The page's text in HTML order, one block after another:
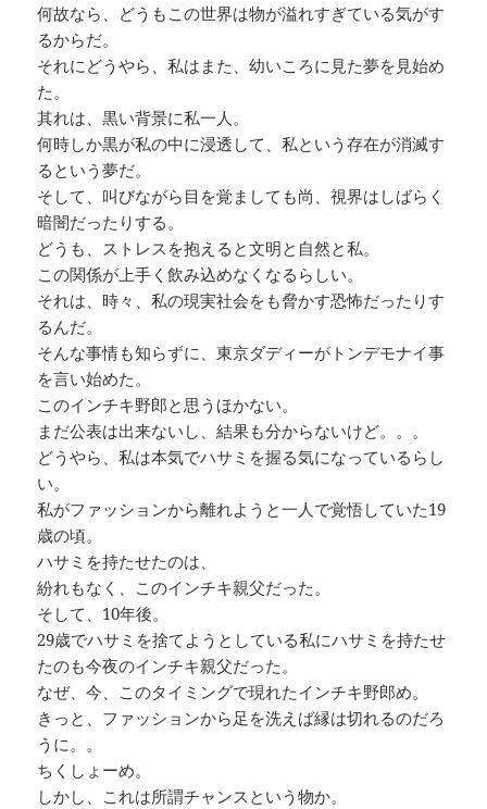
何故なら、どうもこの世界は物が溢れすぎている気がす
るからだ。
それにどうやら、私はまた、幼いころに見た夢を見始め
た。
其れは、黒い背景に私一人。
何時しか黒が私の中に浸透して、私という存在が消滅す
るという夢だ。
そして、叫びながら目を覚ましても尚、視界はしばらく
暗闇だったりする。
どうも、ストレスを抱えると文明と自然と私。
この関係が上手く飲み込めなくなるらしい。
それは、時々、私の現実社会をも脅かす恐怖だったりす
るんだ。
そんな事情も知らずに、東京ダディーがトンデモナイ事
を言い始めた。
このインチキ野郎と思うほかない。
まだ公表は出来ないし、結果も分からないけど。。。
どうやら、私は本気でハサミを握る気になっているらし
い。
私がファッションから離れようと一人で覚悟していた19
歳の頃。
ハサミを持たせたのは、
紛れもなく、このインチキ親父だった。
そして、10年後。
29歳でハサミを捨てようとしている私にハサミを持たせ
たのも今夜のインチキ親父だった。
なぜ、今、このタイミングで現れたインチキ野郎め。
きっと、ファッションから足を洗えば縁は切れるのだろ
うに。。
ちくしょーめ。
しかし、これは所謂チャンスという物か。